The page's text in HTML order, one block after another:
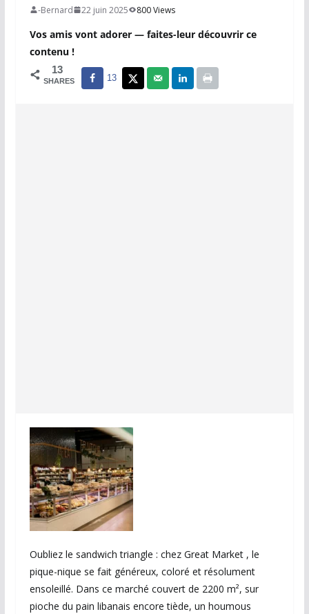
-Bernard 22 juin 2025 800 Views
Vos amis vont adorer — faites-leur découvrir ce
contenu !
13
SHARES 13
Oubliez le sandwich triangle : chez Great Market , le
pique-nique se fait généreux, coloré et résolument
ensoleillé. Dans ce marché couvert de 2200 m², sur
pioche du pain libanais encore tiède, un houmous